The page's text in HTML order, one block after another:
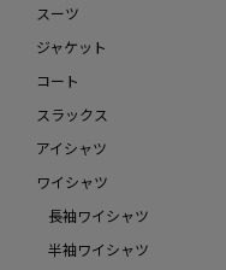
スーツ
ジャケット
コート
スラックス
アイシャツ
ワイシャツ
長袖ワイシャツ
半袖ワイシャツ